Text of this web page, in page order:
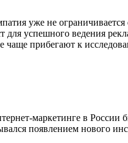
уже не
успешного ведения
чаще прибегают к
маркетинге в России
появлением нового